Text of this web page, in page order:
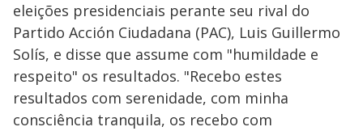
eleições presidenciais perante seu rival do
Partido Acción Ciudadana (PAC), Luis Guillermo
Solís, e disse que assume com "humildade e
respeito" os resultados. "Recebo estes
resultados com serenidade, com minha
consciência tranquila, os recebo com